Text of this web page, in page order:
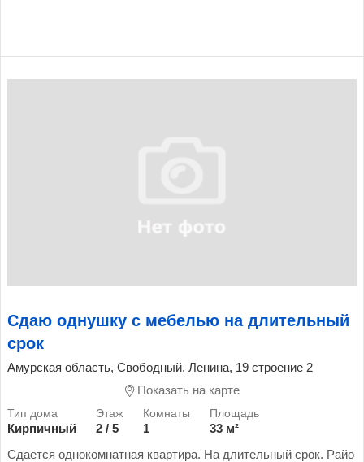
Сдаю однушку с мебелью на длительный
срок
Амурская область, Свободный, Ленина, 19 строение 2
Показать на карте
Кирпичный 2 / 5 1
33 м²
Сдается однокомнатная квартира. На длительный срок. Райо